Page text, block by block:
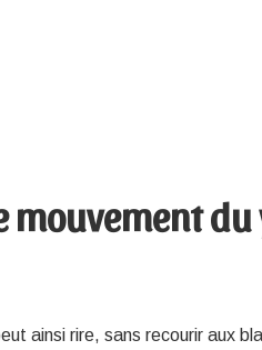
mouvement du
ainsi rire, sans recourir aux